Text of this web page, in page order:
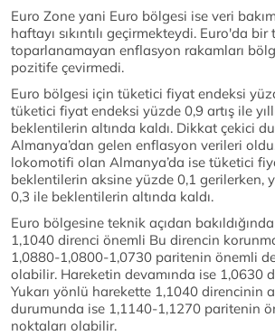
Euro Zone yani Euro bölgesi ise veri
haftayı sıkıntılı geçirmekteydi. Euro'da bir
toparlanamayan enflasyon rakamları
pozitife çevirmedi.
Euro bölgesi için tüketici fiyat endeksi
tüketici fiyat endeksi yüzde 0,9 artış ile
beklentilerin altında kaldı. Dikkat çekici
Almanya’dan gelen enflasyon verileri
lokomotifi olan Almanya’da ise tüketici
beklentilerin aksine yüzde 0,1 gerilerken,
0,3 ile beklentilerin altında kaldı.
Euro bölgesine teknik açıdan
1,1040 direnci önemli Bu direncin
1,0880-1,0800-1,0730 paritenin önemli
olabilir. Hareketin devamında ise 1,0630
Yukarı yönlü harekette 1,1040 direncinin
durumunda ise 1,1140-1,1270 paritenin
noktaları olabilir.